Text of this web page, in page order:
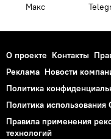
Макс
О проекте Контакты
Реклама Новости
Политика
Политика использования
Правила применения
технологий